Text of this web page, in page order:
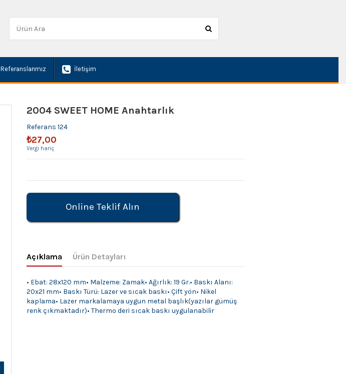
Referanslarımız İletişim
2004 SWEET HOME Anahtarlık
Referans 124
₺27,00
Vergi hariç
Online Teklif Alın
Açıklama Ürün Detayları
• Ebat: 28x120 mm• Malzeme: Zamak• Ağırlık: 19 Gr.• Baskı Alanı:
20x21 mm• Baskı Türü: Lazer ve sıcak baskı• Çift yön• Nikel
kaplama• Lazer markalamaya uygun metal başlık(yazılar gümüş
renk çıkmaktadır)• Thermo deri sıcak baskı uygulanabilir